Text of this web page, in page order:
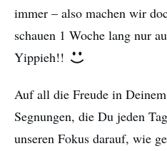
immer – also machen wir
schauen 1 Woche lang nur
Yippieh!!
Auf all die Freude in
Segnungen, die Du jeden
unseren Fokus darauf, wie